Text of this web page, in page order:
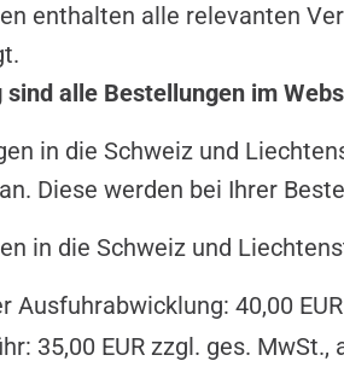
enthalten alle relevanten
sind alle Bestellungen im
in die Schweiz und
Diese werden bei Ihrer
in die Schweiz und
Ausfuhrabwicklung: 40,00
35,00 EUR zzgl. ges. MwSt.,